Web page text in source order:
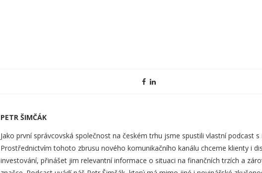
PETR ŠIMČÁK
Jako první správcovská společnost na českém trhu jsme spustili vlastní podcast s
Prostřednictvím tohoto zbrusu nového komunikačního kanálu chceme klienty i
investování, přinášet jim relevantní informace o situaci na finančních trzích a